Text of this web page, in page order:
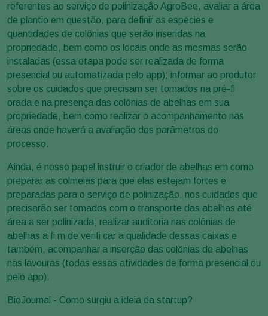
referentes ao serviço de polinização AgroBee, avaliar a área
de plantio em questão, para definir as espécies e
quantidades de colônias que serão inseridas na
propriedade, bem como os locais onde as mesmas serão
instaladas (essa etapa pode ser realizada de forma
presencial ou automatizada pelo app); informar ao produtor
sobre os cuidados que precisam ser tomados na pré-fl
orada e na presença das colônias de abelhas em sua
propriedade, bem como realizar o acompanhamento nas
áreas onde haverá a avaliação dos parâmetros do
processo.
Ainda, é nosso papel instruir o criador de abelhas em como
preparar as colmeias para que elas estejam fortes e
preparadas para o serviço de polinização, nos cuidados que
precisarão ser tomados com o transporte das abelhas até
área a ser polinizada; realizar auditoria nas colônias de
abelhas a fi m de verifi car a qualidade dessas caixas e
também, acompanhar a inserção das colônias de abelhas
nas lavouras (todas essas atividades de forma presencial ou
pelo app).
BioJournal - Como surgiu a ideia da startup?